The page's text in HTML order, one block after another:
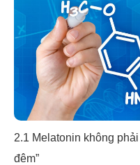
2.1 Melatonin không phải
đêm”